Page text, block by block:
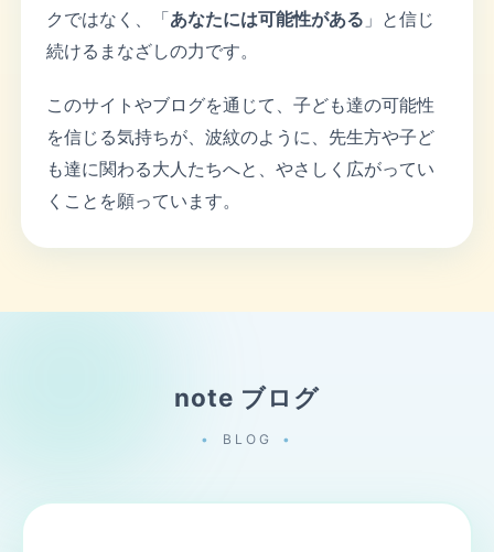
クではなく、「あなたには可能性がある 」と信じ
続けるまなざしの力です。
このサイトやブログを通じて、子ども達の可能性
を信じる気持ちが、波紋のように、先生方や子ど
も達に関わる大人たちへと、やさしく広がってい
くことを願っています。
note ブログ
BLOG